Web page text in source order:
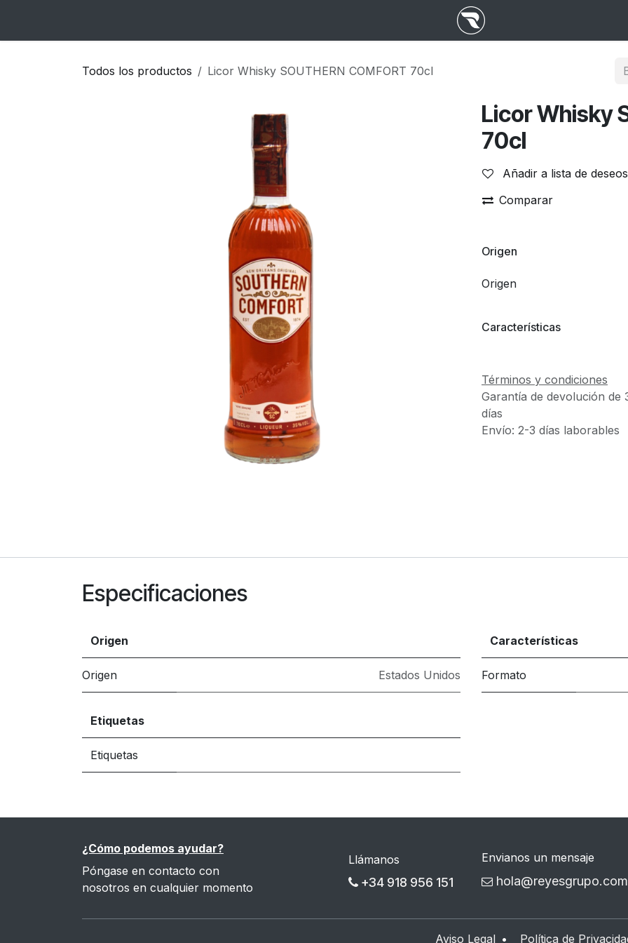
Todos los productos Licor Whisky SOUTHERN COMFORT 70cl
Licor Whisky
70cl
Añadir a lista de deseos
Comparar
Origen
Origen
Características
Términos y condiciones
Garantía de devolución de
días
Envío: 2-3 días laborables
Especificaciones
Origen
Origen Estados Unidos
Características
Formato
Etiquetas
Etiquetas
¿Cómo podemos ayudar?
Póngase en contacto con
nosotros en cualquier momento
Llámanos
+34 918 956 151
Envianos un mensaje
hola@reyesgrupo.com
Aviso Legal • Política de